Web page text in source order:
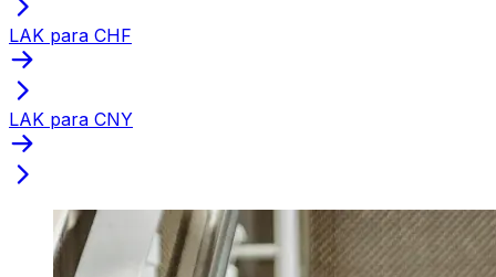
LAK para CHF
LAK para CNY